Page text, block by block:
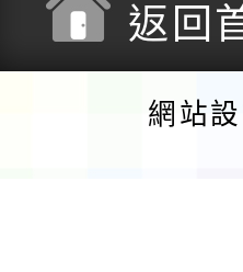
返回
網站